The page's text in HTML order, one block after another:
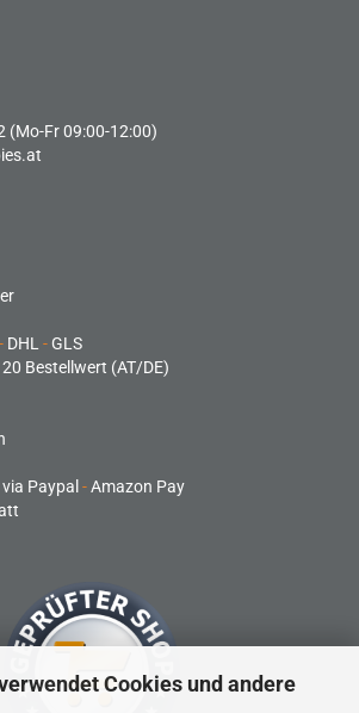
Cookies und andere
(Mo-Fr 09:00-12:00)
- DHL -GLS
Bestellwert (AT/DE)
Paypal -Amazon Pay